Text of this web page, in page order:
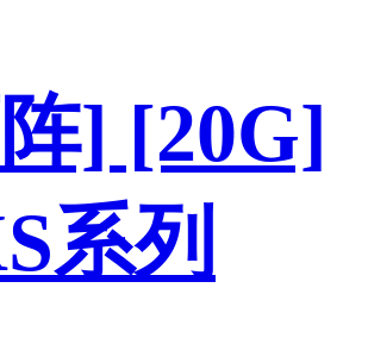
] [20G]
系列